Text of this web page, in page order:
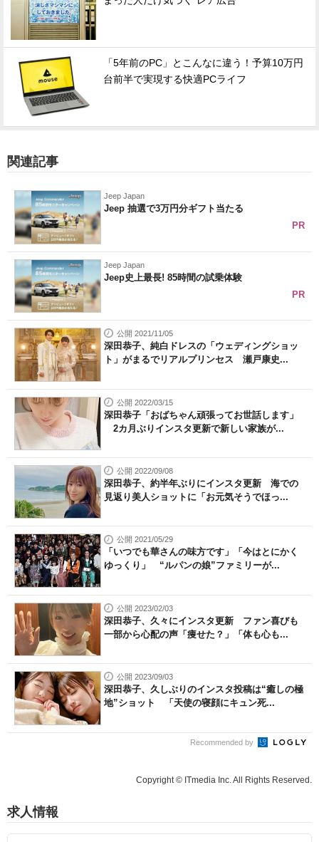
「5年前のPC」とこんなに違う！予算10万円
台前半で実現する快適PCライフ
関連記事
Jeep Japan
Jeep 抽選で3万円分ギフト当たる
PR
Jeep Japan
Jeep史上最長! 85時間の試乗体験
PR
公開 2021/11/05
深田恭子、純白ドレスの「ウェディングショッ
ト」がまるでリアルプリンセス 瀬戸康史...
公開 2022/03/15
深田恭子「おばちゃん頑張ってお世話します」
2カ月ぶりインスタ更新で新しい家族が...
公開 2022/09/08
深田恭子、約半年ぶりにインスタ更新 海での
見返り美人ショットに「お元気そうでほっ...
公開 2021/05/29
「いつでも華さんの味方です」「今はとにかく
ゆっくり」 “ルパンの娘”ファミリーが...
公開 2023/02/03
深田恭子、久々にインスタ更新 ファン喜びも
一部から心配の声「痩せた？」「体も心も...
公開 2023/09/03
深田恭子、久しぶりのインスタ投稿は“癒しの極
地”ショット 「天使の寝顔にキュン死...
Recommended by
Copyright © ITmedia Inc. All Rights Reserved.
求人情報